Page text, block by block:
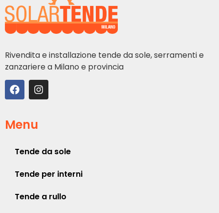
Rivendita e installazione tende da sole, serramenti e
zanzariere a Milano e provincia
Menu
Tende da sole
Tende per interni
Tende a rullo